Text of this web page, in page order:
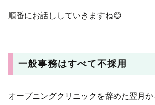
順番にお話ししていきますね😊
一般事務はすべて不採用
オープニングクリニックを辞めた翌月